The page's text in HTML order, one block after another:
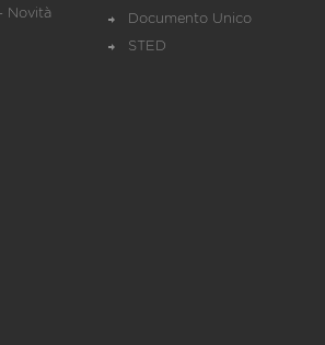
Novità
Documento Unico
STED